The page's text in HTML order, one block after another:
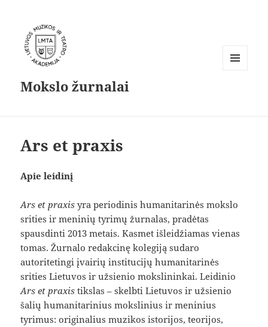
Mokslo žurnalai
Ars et praxis
Apie leidinį
Ars et praxis yra periodinis humanitarinės mokslo
srities ir meninių tyrimų žurnalas, pradėtas
spausdinti 2013 metais. Kasmet išleidžiamas vienas
tomas. Žurnalo redakcinę kolegiją sudaro
autoritetingi įvairių institucijų humanitarinės
srities Lietuvos ir užsienio mokslininkai. Leidinio
Ars et praxis tikslas – skelbti Lietuvos ir užsienio
šalių humanitarinius mokslinius ir meninius
tyrimus: originalius muzikos istorijos, teorijos,